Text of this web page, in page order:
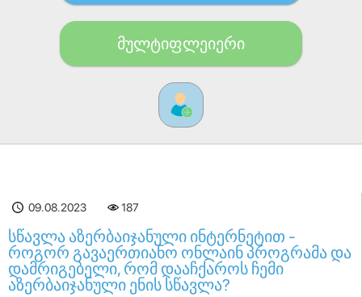
მულტიფლეიერი
09.08.2023 187
სწავლა აზერბაიჯანული ინტერნეტით -
როგორ გავაერთიანო ონლაინ პროგრამა და
დამრიგებელი, რომ დააჩქაროს ჩემი
აზერბაიჯანული ენის სწავლა?